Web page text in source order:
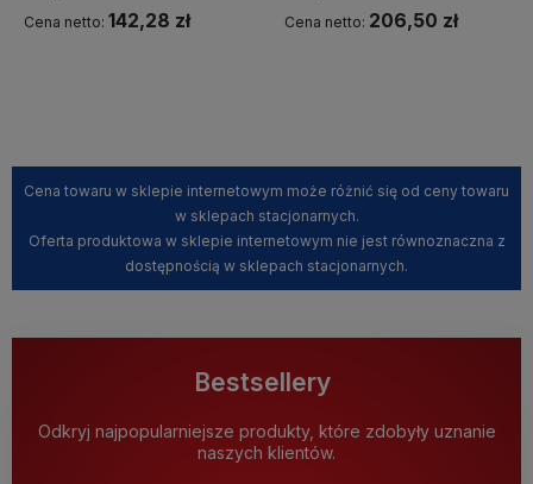
Cena netto: 142,28 zł Cena netto: 206,50 zł
Cena towaru w sklepie internetowym może różnić się od ceny towaru
w sklepach stacjonarnych.
Oferta produktowa w sklepie internetowym nie jest równoznaczna z
dostępnością w sklepach stacjonarnych.
Bestsellery
Odkryj najpopularniejsze produkty, które zdobyły uznanie
naszych klientów.